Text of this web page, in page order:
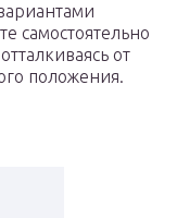
самостоятельно
от
положения.